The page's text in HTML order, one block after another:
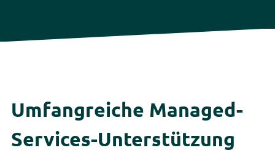
Umfangreiche Managed-
Services-Unterstützung